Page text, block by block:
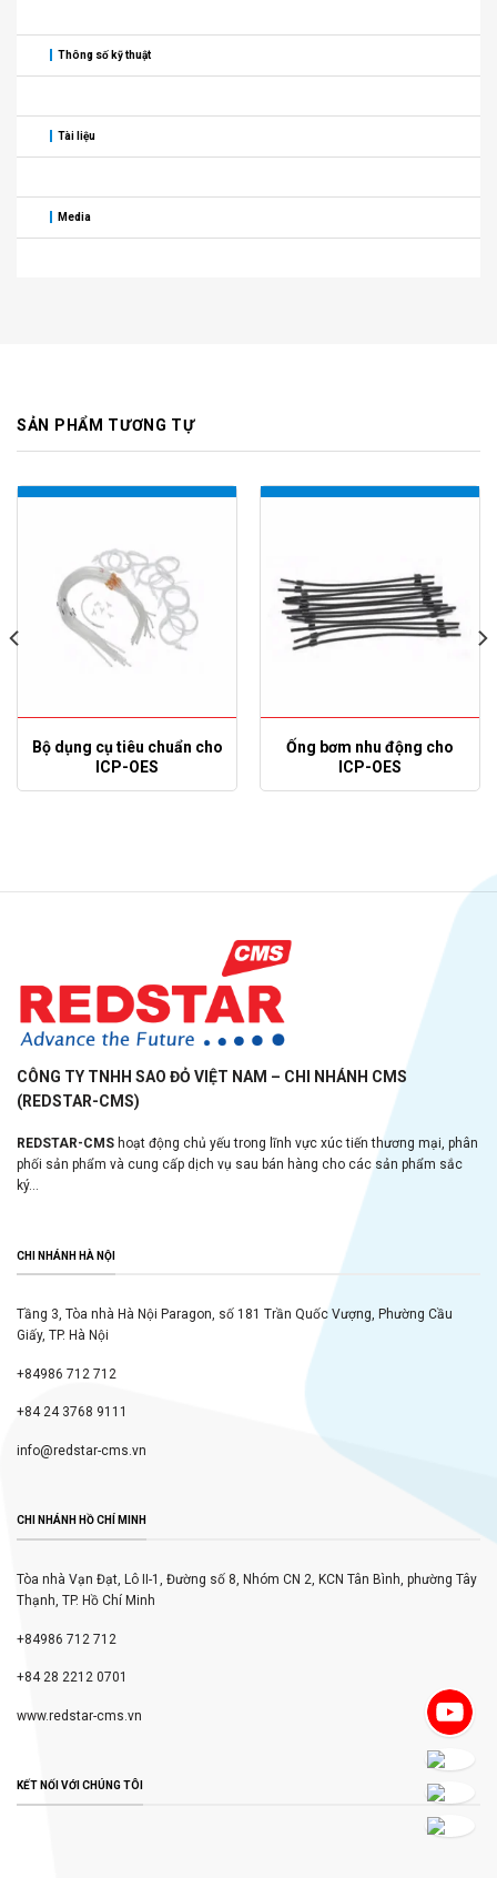
Thông số kỹ thuật
Tài liệu
Media
SẢN PHẨM TƯƠNG TỰ
Bộ dụng cụ tiêu chuẩn cho
ICP-OES
Ống bơm nhu động cho
ICP-OES
CÔNG TY TNHH SAO ĐỎ VIỆT NAM – CHI NHÁNH CMS
(REDSTAR-CMS)
REDSTAR-CMS hoạt động chủ yếu trong lĩnh vực xúc tiến thương mại, phân
phối sản phẩm và cung cấp dịch vụ sau bán hàng cho các sản phẩm sắc
ký...
CHI NHÁNH HÀ NỘI
Tầng 3, Tòa nhà Hà Nội Paragon, số 181 Trần Quốc Vượng, Phường Cầu
Giấy, TP. Hà Nội
+84986 712 712
+84 24 3768 9111
info@redstar-cms.vn
CHI NHÁNH HỒ CHÍ MINH
Tòa nhà Vạn Đạt, Lô II-1, Đường số 8, Nhóm CN 2, KCN Tân Bình, phường Tây
Thạnh, TP. Hồ Chí Minh
+84986 712 712
+84 28 2212 0701
www.redstar-cms.vn
KẾT NỐI VỚI CHÚNG TÔI